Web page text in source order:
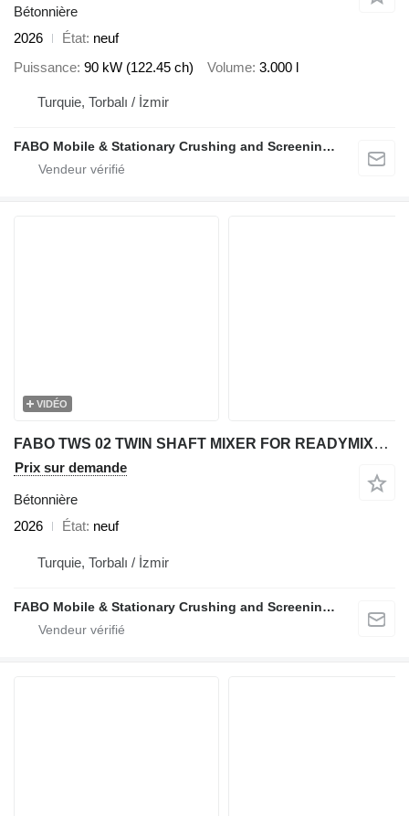
Bétonnière
2026
État neuf
Puissance 90 kW (122.45 ch) Volume 3.000 l
Turquie, Torbalı / İzmir
FABO Mobile & Stationary Crushing and Screening Plants | Concrete Batching Plants Manufacturer
VIDÉO
FABO TWS 02 TWIN SHAFT MIXER FOR READYMIXTURE | HIGH CAPACITY
Prix sur demande
Bétonnière
2026
État neuf
Turquie, Torbalı / İzmir
FABO Mobile & Stationary Crushing and Screening Plants | Concrete Batching Plants Manufacturer